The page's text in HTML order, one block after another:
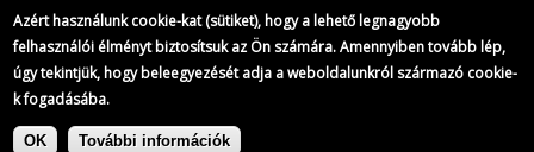
Azért használunk cookie-kat (sütiket), hogy a lehető legnagyobb
felhasználói élményt biztosítsuk az Ön számára. Amennyiben tovább lép,
úgy tekintjük, hogy beleegyezését adja a weboldalunkról származó cookie-
k fogadásába.
OK További információk
Ugrás
Címke: